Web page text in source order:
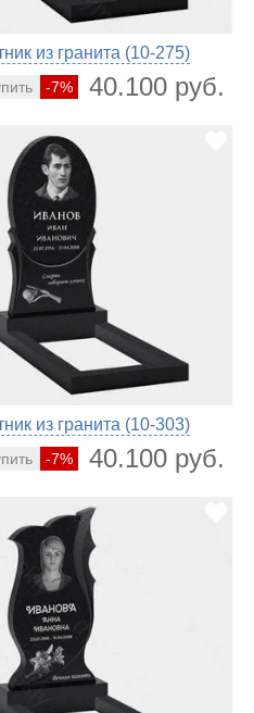
из гранита (10-275)
-7% 40.100 руб.
из гранита (10-303)
-7% 40.100 руб.